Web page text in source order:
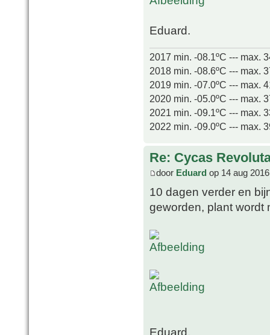
Eduard.
2017 min. -08.1ºC --- max.
2018 min. -08.6ºC --- max.
2019 min. -07.0ºC --- max.
2020 min. -05.0ºC --- max.
2021 min. -09.1ºC --- max.
2022 min. -09.0ºC --- max.
Re: Cycas
door Eduard op 14 aug
10 dagen verder en
geworden, plant wordt
Eduard.